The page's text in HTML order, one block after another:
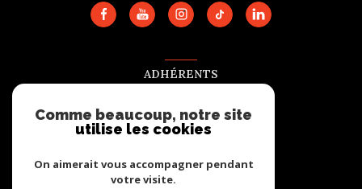
ADHÉRENTS
Nous adhérons
Comme beaucoup, notre site
utilise les cookies
On aimerait vous accompagner pendant
votre visite.